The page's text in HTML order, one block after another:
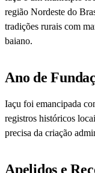
região Nordeste do
tradições rurais com
baiano.
Ano de
Iaçu foi emancipada
registros históricos
precisa da criação
Apelidos e